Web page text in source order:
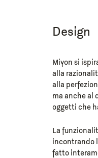
Design
Miyon si
alla
alla
ma anche al
oggetti che
La
incontrando
fatto